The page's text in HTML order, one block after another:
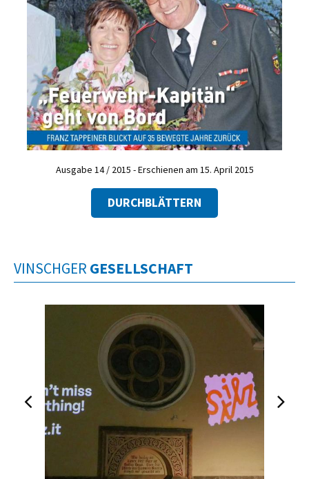
Ausgabe 14 / 2015 - Erschienen am 15. April 2015
DURCHBLÄTTERN
VINSCHGER GESELLSCHAFT